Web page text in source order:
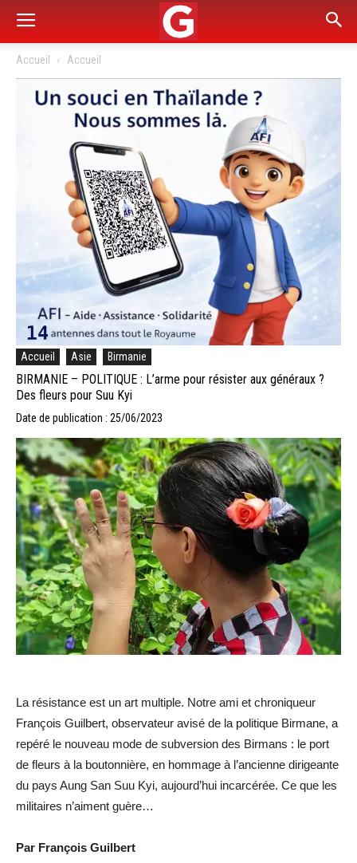
Accueil Accueil
Accueil Asie Birmanie
BIRMANIE – POLITIQUE : L’arme pour résister aux généraux ?
Des fleurs pour Suu Kyi
Date de publication : 25/06/2023
La résistance est un art multiple. Notre ami et chroniqueur
François Guilbert, observateur avisé de la politique Birmane, a
repéré le nouveau mode de subversion des Birmans : le port
de fleurs à la boutonnière, en hommage à l’ancienne dirigeante
du pays Aung San Suu Kyi, aujourd’hui incarcérée. Ce que les
militaires n’aiment guère…
Par François Guilbert